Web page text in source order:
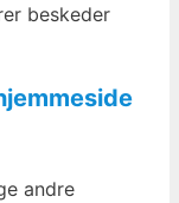
beskeder
andre